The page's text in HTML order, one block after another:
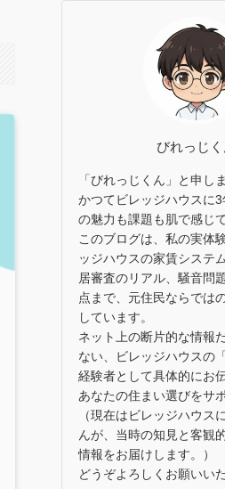
びれっじく
「びれっじくん」と申し
かつてビレッジハウスに
の魅力も課題も肌で感じ
このブログは、私の実体
ッジハウスの家賃システ
居審査のリアル、騒音問
点まで、元住民ならでは
しています。
ネット上の断片的な情報
ない、ビレッジハウスの
経験者として具体的にお
あなたの住まい選びをサ
（現在はビレッジハウス
んが、当時の知見と客観
情報をお届けします。）
どうぞよろしくお願いい